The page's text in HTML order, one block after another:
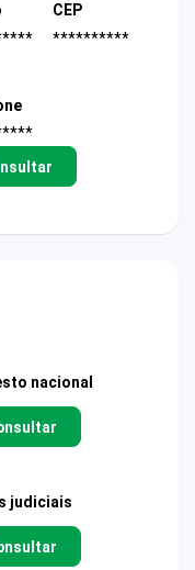
CEP
**********
nacional
judiciais